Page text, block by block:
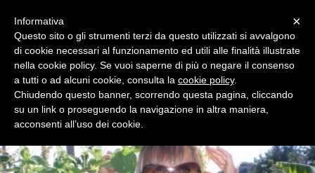
GUIDA TURISTICA RAGUSA
IL BLOG DI MARIANA
×
Informativa
Questo sito o gli strumenti terzi da questo utilizzati si avvalgono
di cookie necessari al funzionamento ed utili alle finalità illustrate
nella cookie policy. Se vuoi saperne di più o negare il consenso
a tutti o ad alcuni cookie, consulta la cookie policy.
Chiudendo questo banner, scorrendo questa pagina, cliccando
su un link o proseguendo la navigazione in altra maniera,
acconsenti all’uso dei cookie.